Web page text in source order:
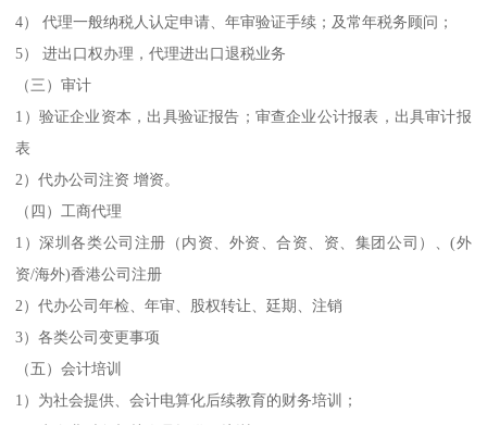
4） 代理一般纳税人认定申请、年审验证手续；及常年税务顾问；
5） 进出口权办理，代理进出口退税业务
（三）审计
1）验证企业资本，出具验证报告；审查企业公计报表，出具审计报
表
2）代办公司注资 增资。
（四）工商代理
1）深圳各类公司注册（内资、外资、合资、资、集团公司）、(外
资/海外)香港公司注册
2）代办公司年检、年审、股权转让、廷期、注销
3）各类公司变更事项
（五）会计培训
1）为社会提供、会计电算化后续教育的财务培训；